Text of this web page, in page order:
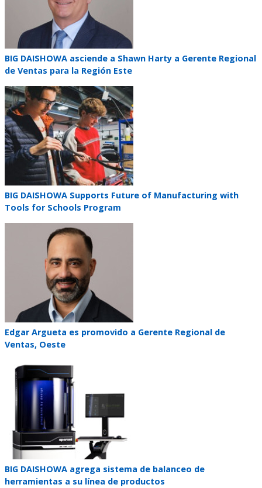
Teaser
title
BIG DAISHOWA asciende a Shawn Harty a Gerente Regional
de Ventas para la Región Este
Teaser
image
Teaser
title
BIG DAISHOWA Supports Future of Manufacturing with
Tools for Schools Program
Teaser
title
Edgar Argueta es promovido a Gerente Regional de
Ventas, Oeste
Teaser
image
Teaser
title
BIG DAISHOWA agrega sistema de balanceo de
herramientas a su línea de productos